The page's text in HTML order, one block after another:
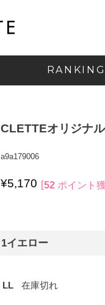
RANKING
CLETTEオリジナ
a9a179006
¥5,170 52 ポイント
1イエロー
LL 在庫切れ